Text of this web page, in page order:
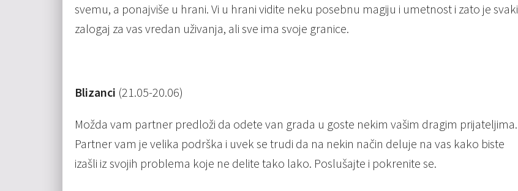
svemu, a ponajviše u hrani. Vi u hrani vidite neku posebnu magiju i umetnost i zato je svaki
zalogaj za vas vredan uživanja, ali sve ima svoje granice.
Blizanci (21.05-20.06)
Možda vam partner predloži da odete van grada u goste nekim vašim dragim prijateljima.
Partner vam je velika podrška i uvek se trudi da na nekin način deluje na vas kako biste
izašli iz svojih problema koje ne delite tako lako. Poslušajte i pokrenite se.